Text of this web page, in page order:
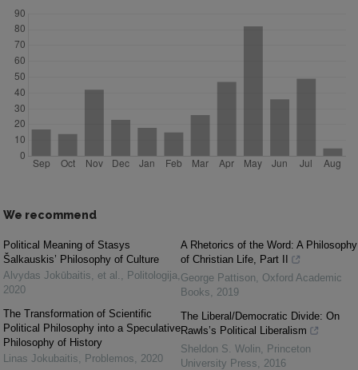
We recommend
Political Meaning of Stasys
Šalkauskis’ Philosophy of Culture
Alvydas Jokūbaitis, et al.
Politologija
2020
The Transformation of Scientific
Political Philosophy into a Speculative
Philosophy of History
Linas Jokubaitis
Problemos
2020
A Rhetorics of the Word: A Philosophy
of Christian Life, Part II
George Pattison
Oxford Academic
Books
2019
The Liberal/Democratic Divide: On
Rawls’s Political Liberalism
Sheldon S. Wolin
Princeton
University Press
2016